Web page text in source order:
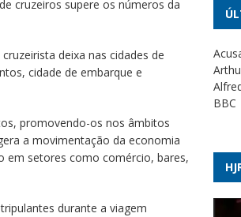
cruzeiros supere os números da
deixa nas cidades de
cidade de embarque e
promovendo-os nos âmbitos
a movimentação da economia
em setores como comércio, bares,
durante a viagem
BBC